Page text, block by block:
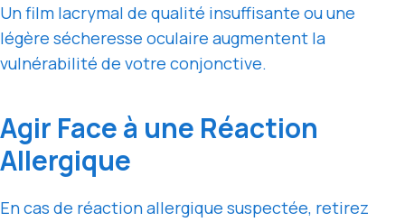
Un film lacrymal de qualité insuffisante ou une
légère sécheresse oculaire augmentent la
vulnérabilité de votre conjonctive.
Agir Face à une Réaction
Allergique
En cas de réaction allergique suspectée, retirez